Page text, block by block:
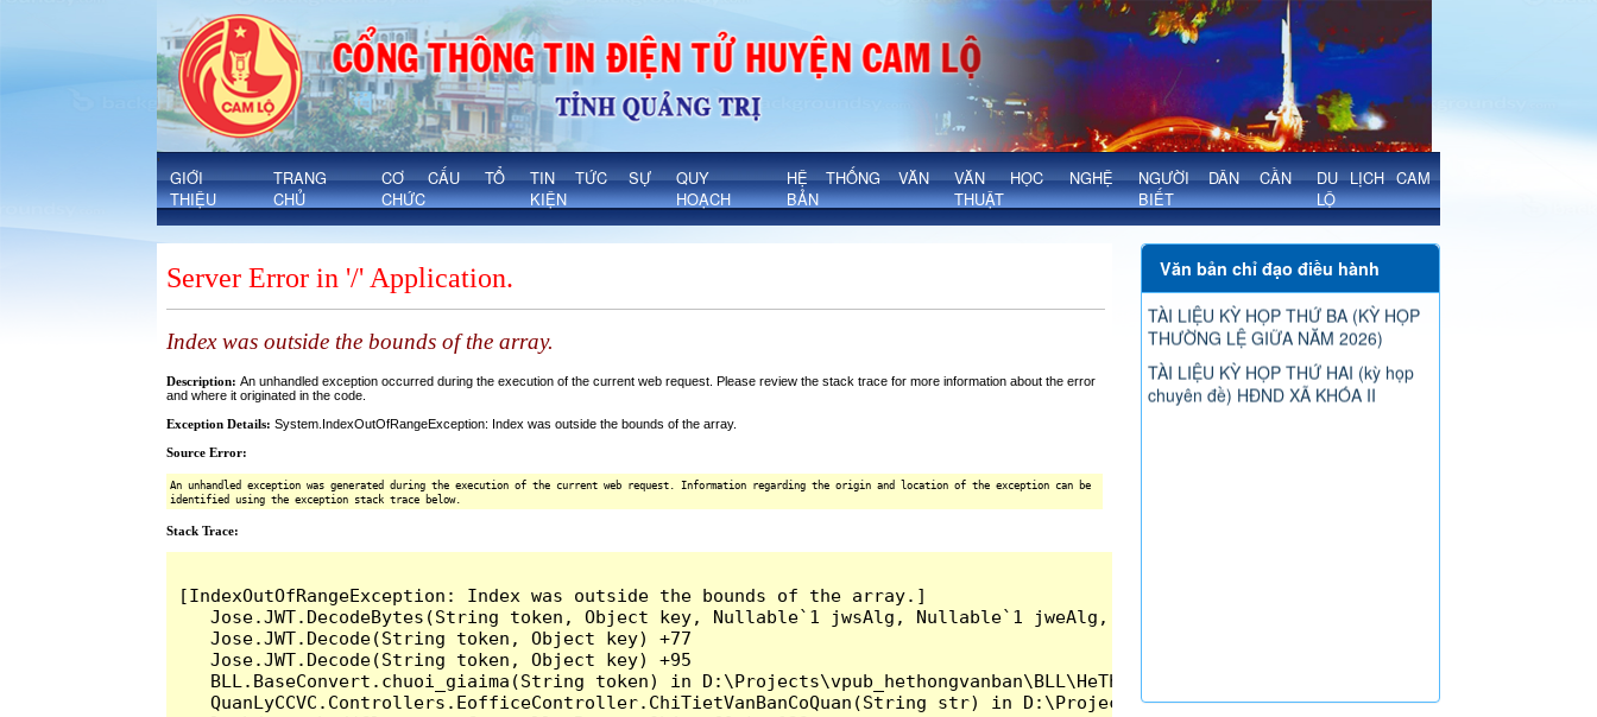
Chi tiết văn bản eoffice - Xã Cam Lộ
'
GIỚI
THIỆU
TRANG
CHỦ
CƠ CẤU TỔ
CHỨC
TIN TỨC SỰ
KIỆN
QUY
HOẠCH
HỆ THỐNG VĂN
BẢN
VĂN HỌC NGHỆ
THUẬT
NGƯỜI DÂN CẦN
BIẾT
DU LỊCH CAM
LỘ
Văn bản chỉ đạo điều hành
TÀI LIỆU KỲ HỌP THỨ BA (KỲ HỌP
THƯỜNG LỆ GIỮA NĂM 2026)
TÀI LIỆU KỲ HỌP THỨ HAI (kỳ họp
chuyên đề) HĐND XÃ KHÓA II